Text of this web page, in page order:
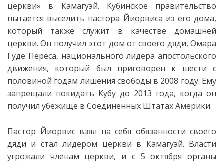
церкви» в Камагуэй. Кубинское правительство
пытается выселить пастора Йиорвиса из его дома,
который также служит в качестве домашней
церкви. Он получил этот дом от своего дяди, Омара
Гуде Переса, национального лидера апостольского
движения, который был приговорен к шести с
половиной годам лишения свободы в 2008 году. Ему
запрещали покидать Кубу до 2013 года, когда он
получил убежище в Соединенных Штатах Америки.
Пастор Йиорвис взял на себя обязанности своего
дяди и стал лидером церкви в Камагуэй. Власти
угрожали членам церкви, и с 5 октября органы